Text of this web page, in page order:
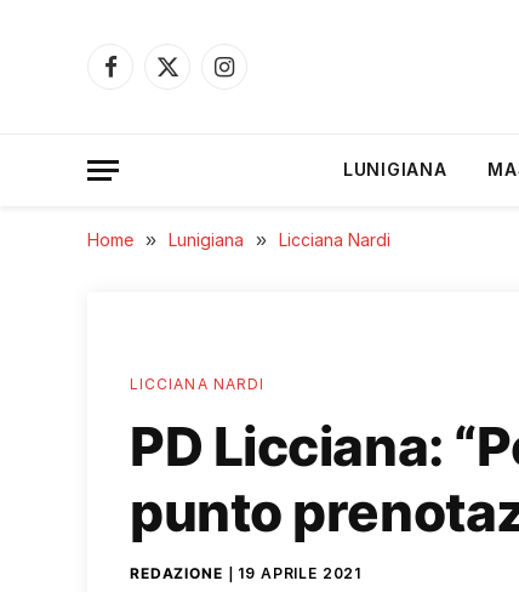
Facebook
X
Instagram
LUNIGIANA
Home » Lunigiana » Licciana Nardi
LICCIANA NARDI
PD Licciana:
punto
REDAZIONE 19 APRILE 2021